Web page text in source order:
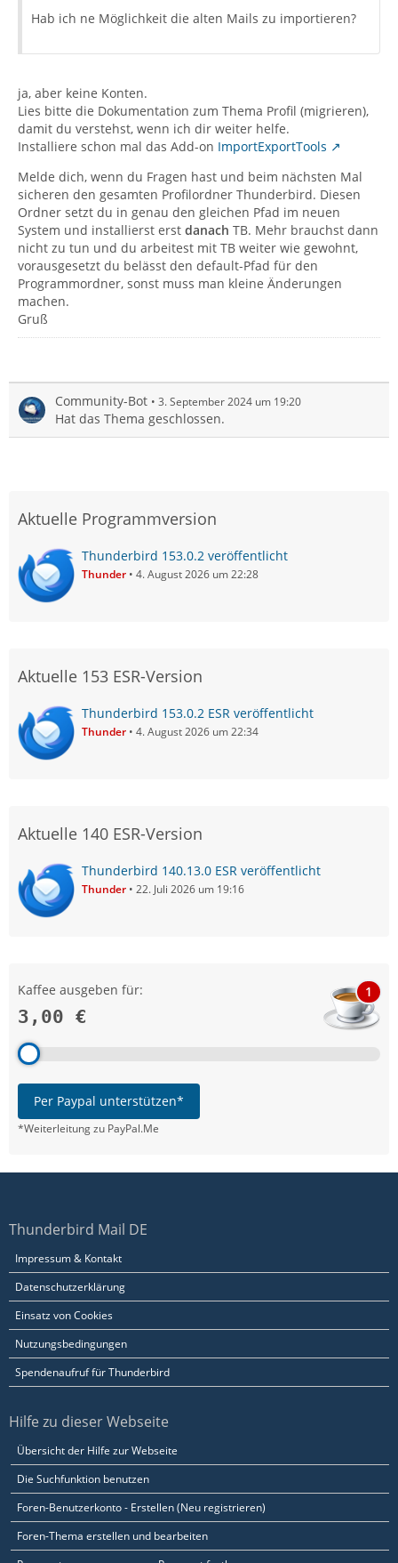
Hab ich ne Möglichkeit die alten Mails zu importieren?
ja, aber keine Konten.
Lies bitte die Dokumentation zum Thema Profil (migrieren),
damit du verstehst, wenn ich dir weiter helfe.
Installiere schon mal das Add-on ImportExportTools
Melde dich, wenn du Fragen hast und beim nächsten Mal
sicheren den gesamten Profilordner Thunderbird. Diesen
Ordner setzt du in genau den gleichen Pfad im neuen
System und installierst erst danach TB. Mehr brauchst dann
nicht zu tun und du arbeitest mit TB weiter wie gewohnt,
vorausgesetzt du belässt den default-Pfad für den
Programmordner, sonst muss man kleine Änderungen
machen.
Gruß
Community-Bot 3. September 2024 um 19:20
Hat das Thema geschlossen.
Aktuelle Programmversion
Thunderbird 153.0.2 veröffentlicht
Thunder 4. August 2026 um 22:28
Aktuelle 153 ESR-Version
Thunderbird 153.0.2 ESR veröffentlicht
Thunder 4. August 2026 um 22:34
Aktuelle 140 ESR-Version
Thunderbird 140.13.0 ESR veröffentlicht
Thunder 22. Juli 2026 um 19:16
Kaffee ausgeben für:
3,00 €
1
Per Paypal unterstützen*
*Weiterleitung zu PayPal.Me
Thunderbird Mail DE
Impressum & Kontakt
Datenschutzerklärung
Einsatz von Cookies
Nutzungsbedingungen
Spendenaufruf für Thunderbird
Hilfe zu dieser Webseite
Übersicht der Hilfe zur Webseite
Die Suchfunktion benutzen
Foren-Benutzerkonto - Erstellen (Neu registrieren)
Foren-Thema erstellen und bearbeiten